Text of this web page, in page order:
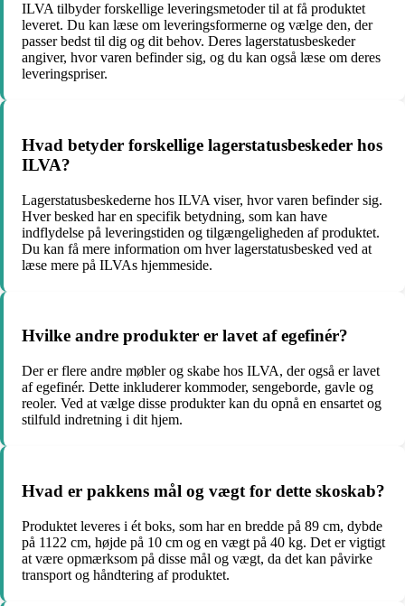
ILVA tilbyder forskellige leveringsmetoder til at få produktet
leveret. Du kan læse om leveringsformerne og vælge den, der
passer bedst til dig og dit behov. Deres lagerstatusbeskeder
angiver, hvor varen befinder sig, og du kan også læse om deres
leveringspriser.
Hvad betyder forskellige lagerstatusbeskeder hos
ILVA?
Lagerstatusbeskederne hos ILVA viser, hvor varen befinder sig.
Hver besked har en specifik betydning, som kan have
indflydelse på leveringstiden og tilgængeligheden af produktet.
Du kan få mere information om hver lagerstatusbesked ved at
læse mere på ILVAs hjemmeside.
Hvilke andre produkter er lavet af egefinér?
Der er flere andre møbler og skabe hos ILVA, der også er lavet
af egefinér. Dette inkluderer kommoder, sengeborde, gavle og
reoler. Ved at vælge disse produkter kan du opnå en ensartet og
stilfuld indretning i dit hjem.
Hvad er pakkens mål og vægt for dette skoskab?
Produktet leveres i ét boks, som har en bredde på 89 cm, dybde
på 1122 cm, højde på 10 cm og en vægt på 40 kg. Det er vigtigt
at være opmærksom på disse mål og vægt, da det kan påvirke
transport og håndtering af produktet.